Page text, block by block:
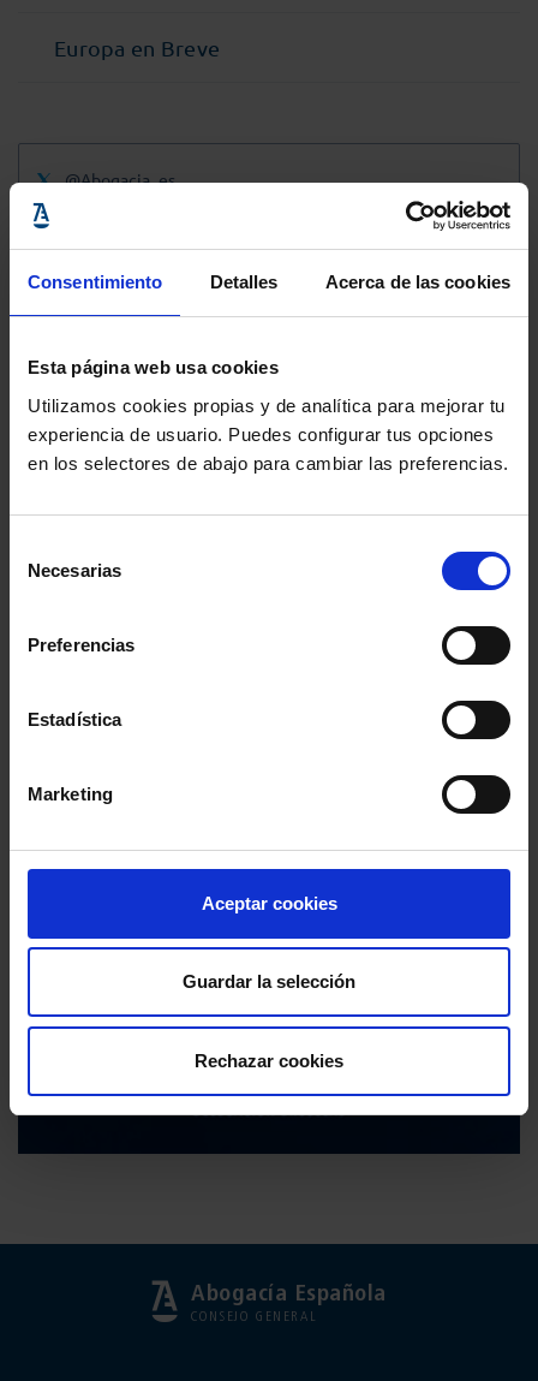
Consentimiento Detalles Acerca de las cookies
Esta página web usa cookies
Utilizamos cookies propias y de analítica para mejorar tu
experiencia de usuario. Puedes configurar tus opciones
en los selectores de abajo para cambiar las preferencias.
Necesarias
Preferencias
Estadística
Marketing
Aceptar cookies
Guardar la selección
Rechazar cookies
Europa en Breve
@Abogacia_es
Abogacía Española
CONSEJO GENERAL